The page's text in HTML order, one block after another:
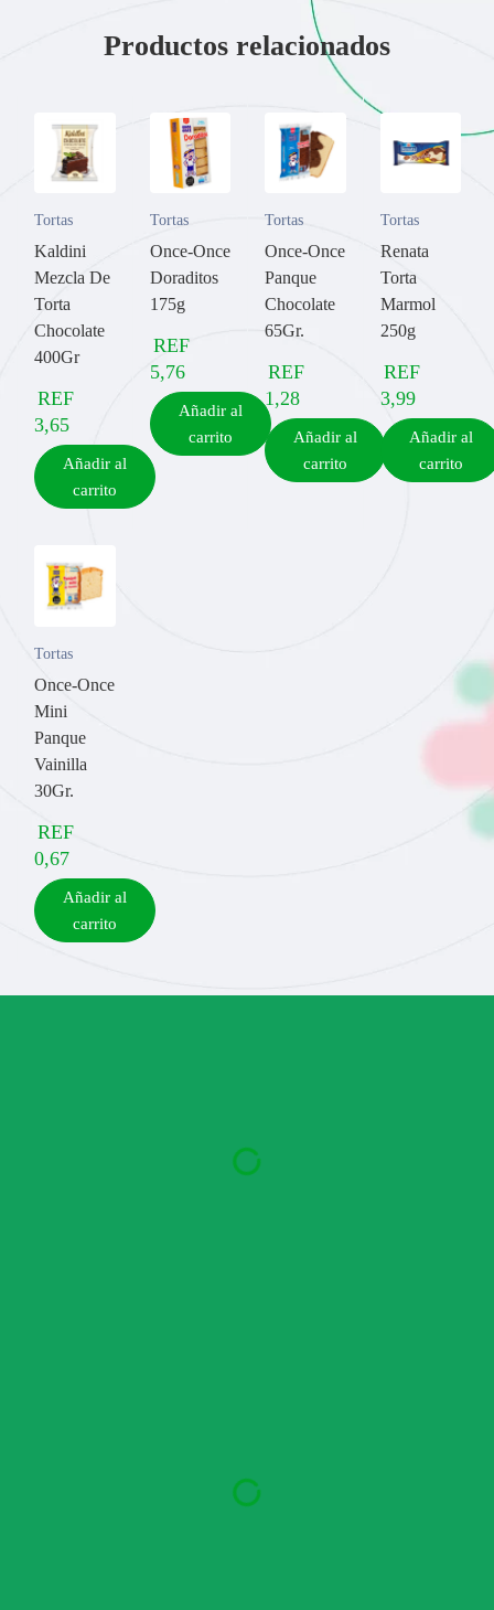
Productos relacionados
Tortas
Kaldini
Mezcla De
Torta
Chocolate
400Gr
REF
3,65
Añadir al
carrito
Tortas
Once-Once
Doraditos
175g
REF
5,76
Añadir al
carrito
Tortas
Once-Once
Panque
Chocolate
65Gr.
REF
1,28
Añadir al
carrito
Tortas
Renata
Torta
Marmol
250g
REF
3,99
Añadir al
carrito
Tortas
Once-Once
Mini
Panque
Vainilla
30Gr.
REF
0,67
Añadir al
carrito